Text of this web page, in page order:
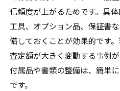
信頼度が上がるためです。具体
工具、オプション品、保証書
備しておくことが効果的です
査定額が大きく変動する事例
付属品や書類の整備は、簡単
です。